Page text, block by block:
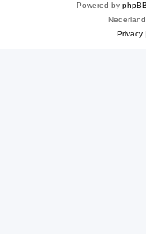
Powered by phpBB
Privacy